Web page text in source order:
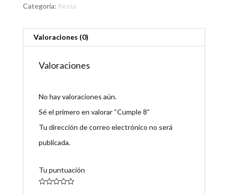
Categoría: fiesta
Valoraciones (0)
Valoraciones
No hay valoraciones aún.
Sé el primero en valorar “Cumple 8”
Tu dirección de correo electrónico no será
publicada.
Tu puntuación